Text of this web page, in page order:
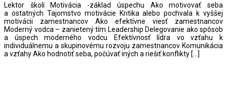
Lektor školí Motivácia -základ úspechu Ako motivovať seba
a ostatných Tajomstvo motivácie Kritika alebo pochvala k vyššej
motivácii zamestnancov Ako efektívne viesť zamestnancov
Moderný vodca – zanietený tím Leadership Delegovanie ako spôsob
a úspech moderného vodcu Efektívnosť lídra vo vzťahu k
individuálnemu a skupinovému rozvoju zamestnancov Komunikácia
a vzťahy Ako hodnotiť seba, počúvať iných a riešiť konflikty […]